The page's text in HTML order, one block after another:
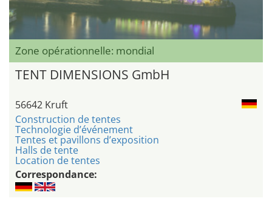
Zone opérationnelle: mondial
TENT DIMENSIONS GmbH
56642 Kruft
Construction de tentes
Technologie d’événement
Tentes et pavillons d’exposition
Halls de tente
Location de tentes
Correspondance: